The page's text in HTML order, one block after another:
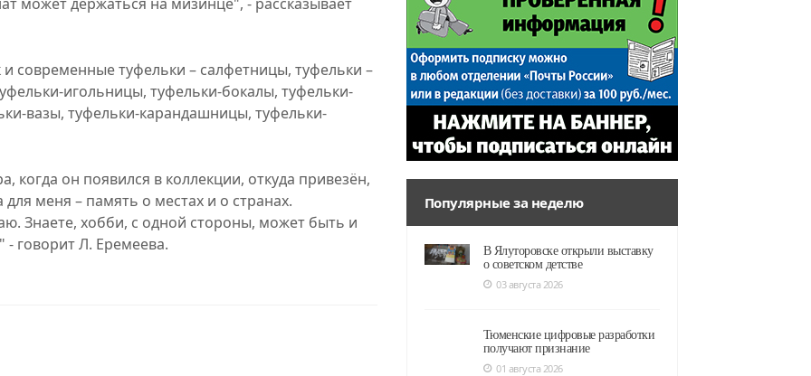
и современные туфельки – салфетницы, туфельки –
игольницы, туфельки-бокалы, туфельки-
вазы, туфельки-карандашницы, туфельки-
он появился в коллекции, откуда привезён,
меня – память о местах и о странах.
Знаете, хобби, с одной стороны, может быть и
- говорит Л. Еремеева.
Популярные за неделю
В Ялуторовске открыли выставку
о советском детстве
03 августа 2026
Тюменские цифровые разработки
получают признание
01 августа 2026